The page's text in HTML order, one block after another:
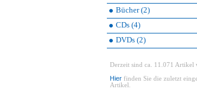
Bücher (2)
CDs (4)
DVDs (2)
Derzeit sind ca. 11.071 Artikel
Hier finden Sie die zuletzt
Artikel.